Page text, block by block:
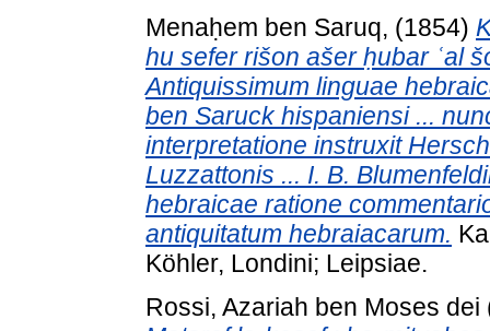
Menaḥem ben Saruq, (1854)
hu sefer rišon ašer ḥubar ʿal
Antiquissimum linguae
ben Saruck hispaniensi ...
interpretatione instruxit
Luzzattonis ... I. B.
hebraicae ratione
antiquitatum hebraiacarum.
Köhler, Londini; Leipsiae.
Rossi, Azariah ben Moses dei